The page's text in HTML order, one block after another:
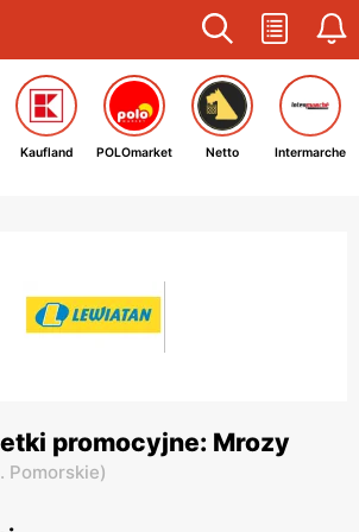
Kaufland POLOmarket Netto Intermarche
promocyjne: Mrozy
Pomorskie)